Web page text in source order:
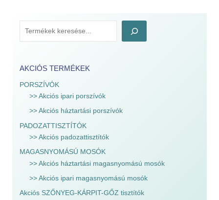
AKCIÓS TERMÉKEK
PORSZÍVÓK
>> Akciós ipari porszívók
>> Akciós háztartási porszívók
PADOZATTISZTÍTÓK
>> Akciós padozattisztítók
MAGASNYOMÁSÚ MOSÓK
>> Akciós háztartási magasnyomású mosók
>> Akciós ipari magasnyomású mosók
Akciós SZŐNYEG-KÁRPIT-GŐZ tisztítók